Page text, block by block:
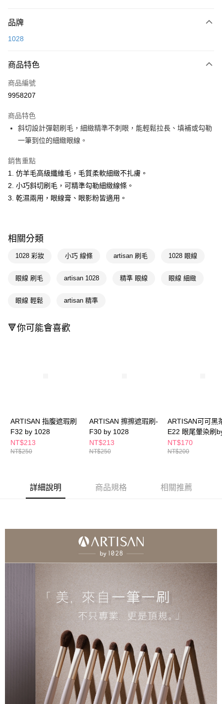
POYA支付
超商取貨付款
LINE Pay
街口支付
悠遊付
Google Pay
AFTEE先享後付
相關說明
【關於「AFTEE先享後付」】
２．便利：只要手機號碼，簡訊認證，即可結帳。
３．安心：先確認商品／服務後，再付款。
【「AFTEE先享後付」結帳流程】
結帳頁面，進行簡訊認證並確認金額後，即可完成結帳。
３．收到繳費通知簡訊後14天內，點擊此簡訊中的連結，可透過四大超商／
ATM／網路銀行／等多元方式進行付款，方視為交易完成。
購買商品的店家。未經商家同意取消之訂單仍視為有效，需透過AFTEE先享
後付繳納相關費用。
https://aftee.tw/terms/#terms3
３．未成年的使用者請事先徵得法定代理人或監護人之同意方可使用
「AFTEE先享後付」，若未經同意申辦者引起之損失，本公司不負相關責
任。
５．嚴禁一人註冊多個帳號或使用他人資訊註冊。若發現惡意使用之情形，
恩沛科技股份有限公司將有權停止該用戶之使用額度並採取法律行動。
每筆NT$65，滿NT$390(含以上)免運費
付款後全家取貨
每筆NT$65，滿NT$490(含以上)免運費
每筆NT$65，滿NT$490(含以上)免運費
宅配(本島)
每筆NT$100，滿NT$790(含以上)免運費
每筆NT$80，滿NT$290(含以上)免運費
品牌
1028
商品特色
商品編號
9958207
商品特色
斜切設計彈韌刷毛，細緻精準不刺眼，能輕鬆拉長、填補或勾勒
一筆到位的細緻眼線。
銷售重點
1. 仿羊毛高級纖維毛，毛質柔軟細緻不扎膚。
2. 小巧斜切刷毛，可精準勾勒細緻線條。
3. 乾濕兩用，眼線膏、眼影粉皆適用。
相關分類
1028 彩妝 小巧 線條 artisan 刷毛 1028 眼線
眼線 刷毛 artisan 1028 精準 眼線 眼線 細緻
眼線 輕鬆 artisan 精準
🔻你可能會喜歡
ARTISAN 指腹遮瑕刷
F32 by 1028
NT$213
NT$250
ARTISAN 擦擦遮瑕刷-
F30 by 1028
NT$213
NT$250
ARTISAN可可黑
E22 眼尾暈染刷
1028
NT$170
NT$200
詳細說明 商品規格 相關推薦